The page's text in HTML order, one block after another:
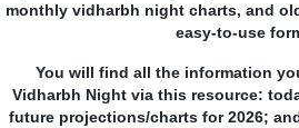
monthly vidharbh night charts, and
easy-to-use
You will find all the information
Vidharbh Night via this resource:
future projections/charts for 2026;